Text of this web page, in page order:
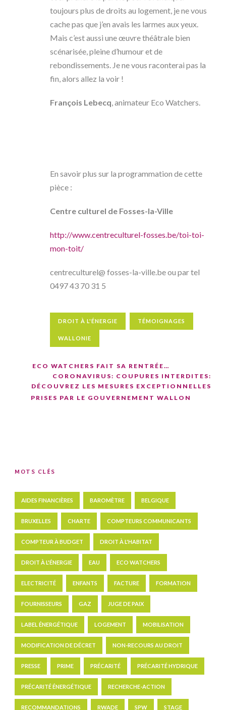
toujours plus de droits au logement, je ne vous
cache pas que j’en avais les larmes aux yeux.
Mais c’est aussi une œuvre théâtrale bien
scénarisée, pleine d’humour et de
rebondissements. Je ne vous raconterai pas la
fin, alors allez la voir !
François Lebecq, animateur Eco Watchers.
En savoir plus sur la programmation de cette
pièce :
Centre culturel de Fosses-la-Ville
http://www.centreculturel-fosses.be/toi-toi-
mon-toit/
centreculturel@ fosses-la-ville.be ou par tel
0497 43 70 31 5
DROIT À L'ÉNERGIE TÉMOIGNAGES
WALLONIE
ECO WATCHERS FAIT SA RENTRÉE…
CORONAVIRUS: COUPURES INTERDITES:
DÉCOUVREZ LES MESURES EXCEPTIONNELLES
PRISES PAR LE GOUVERNEMENT WALLON
MOTS CLÉS
AIDES FINANCIÈRES BAROMÈTRE BELGIQUE
BRUXELLES CHARTE COMPTEURS COMMUNICANTS
COMPTEUR À BUDGET DROIT À L'HABITAT
DROIT À L'ÉNERGIE EAU ECO WATCHERS
ELECTRICITÉ ENFANTS FACTURE FORMATION
FOURNISSEURS GAZ JUGE DE PAIX
LABEL ÉNERGÉTIQUE LOGEMENT MOBILISATION
MODIFICATION DE DÉCRET NON-RECOURS AU DROIT
PRESSE PRIME PRÉCARITÉ PRÉCARITÉ HYDRIQUE
PRÉCARITÉ ÉNERGÉTIQUE RECHERCHE-ACTION
RECOMMANDATIONS RWADE SPW STAGE